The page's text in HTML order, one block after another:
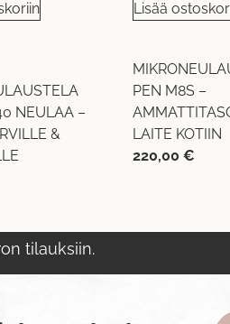
NEULAA –
&
Lisää
PEN M8S –
LAITE KOTIIN
220,00 €
tilauksiin.